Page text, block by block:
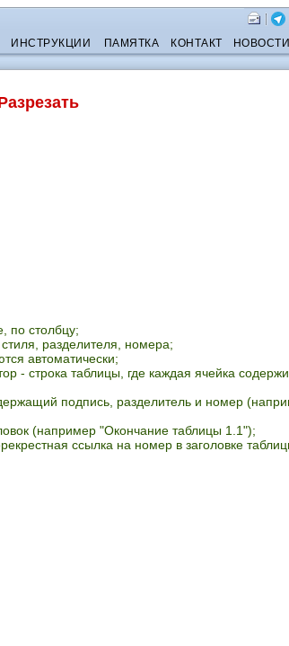
ИНСТРУКЦИИ ПАМЯТКА КОНТАКТ
по столбцу;
разделителя, номера;
автоматически;
- строка таблицы, где каждая ячейка
подпись, разделитель и номер
(например "Окончание таблицы 1.1");
ссылка на номер в заголовке